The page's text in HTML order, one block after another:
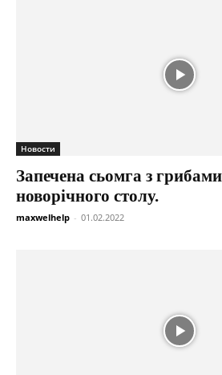
Новости
Запечена сьомга з
новорічного столу.
maxwelhelp - 01.02.2022